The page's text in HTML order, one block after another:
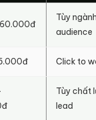
Tùy
audience
Click to
Tùy chất
lead